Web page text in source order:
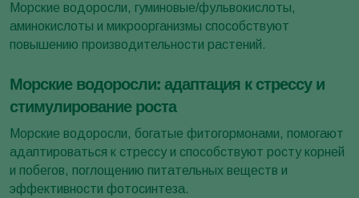
Морские водоросли, гуминовые/фульвокислоты,
аминокислоты и микроорганизмы способствуют
повышению производительности растений.
Морские водоросли: адаптация к стрессу и
стимулирование роста
Морские водоросли, богатые фитогормонами, помогают
адаптироваться к стрессу и способствуют росту корней
и побегов, поглощению питательных веществ и
эффективности фотосинтеза.